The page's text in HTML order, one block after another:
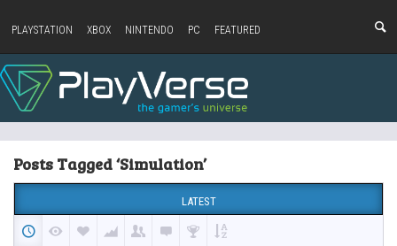
PLAYSTATION XBOX NINTENDO PC FEATURED
Posts Tagged ‘Simulation’
LATEST